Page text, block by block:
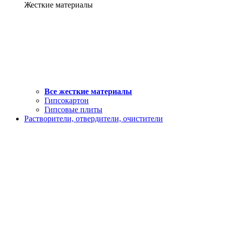
Жесткие материалы
Все жесткие материалы
Гипсокартон
Гипсовые плиты
Растворители, отвердители, очистители